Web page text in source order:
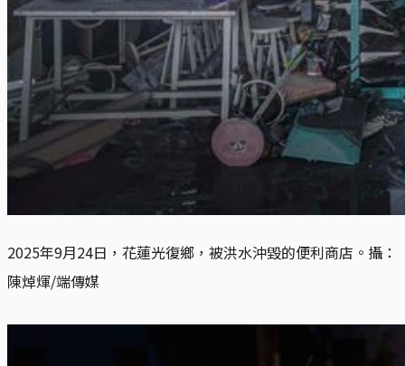
2025年9月24日，花蓮光復鄉，被洪水沖毀的便利商店。攝：
陳焯煇/端傳媒